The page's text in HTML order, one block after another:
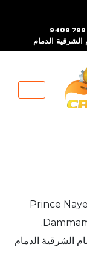
الدمام
Prince
الشرقية الدمام